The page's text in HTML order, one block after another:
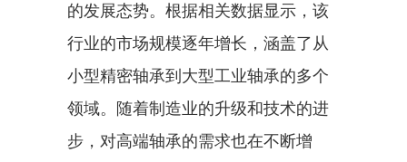
的发展态势。根据相关数据显示，该
行业的市场规模逐年增长，涵盖了从
小型精密轴承到大型工业轴承的多个
领域。随着制造业的升级和技术的进
步，对高端轴承的需求也在不断增